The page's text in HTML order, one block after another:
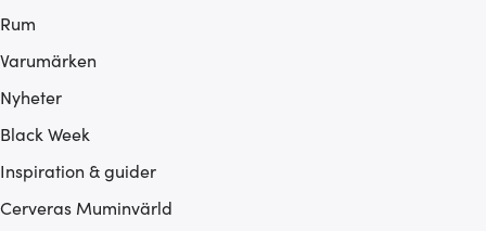
Rum
Varumärken
Nyheter
Black Week
Inspiration & guider
Cerveras Muminvärld